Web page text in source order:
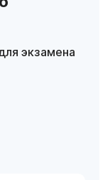
экзамена